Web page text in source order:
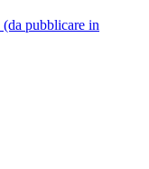
pubblicare in